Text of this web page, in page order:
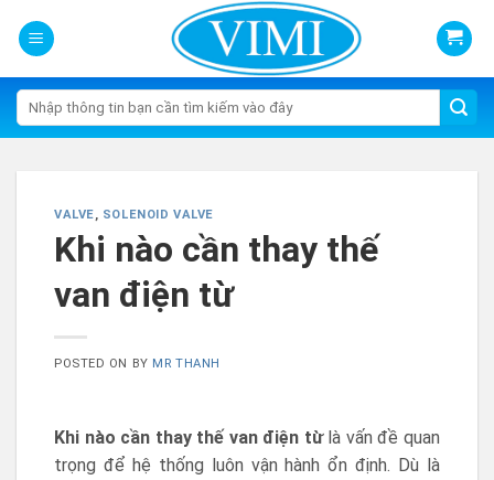
Tìm
kiếm:
VALVE, SOLENOID VALVE
Khi nào cần thay thế
van điện từ
POSTED ON BY MR THANH
Khi nào cần thay thế van điện từlà vấn đề quan
trọng để hệ thống luôn vận hành ổn định. Dù là